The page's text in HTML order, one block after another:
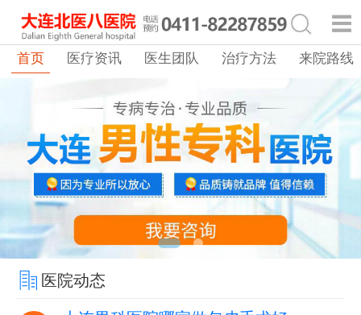
首页 医疗资讯 医生团队 治疗方法 来院路线
医院动态